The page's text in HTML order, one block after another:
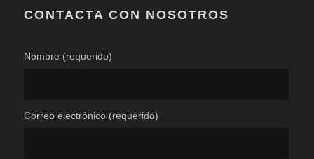
CONTACTA CON NOSOTROS
Nombre (requerido)
Correo electrónico (requerido)